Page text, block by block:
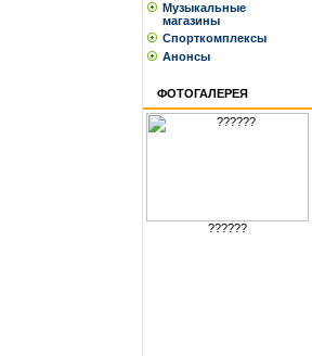
Музыкальные
магазины
Спорткомплексы
Анонсы
ФОТОГАЛЕРЕЯ
??????